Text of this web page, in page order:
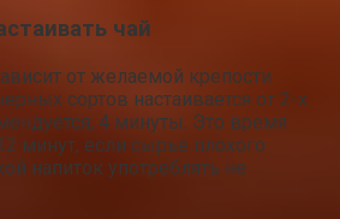
чай
от желаемой крепости
сортов настаивается от 2-х
4 минуты. Это время
минут, если сырье плохого
напиток употреблять не